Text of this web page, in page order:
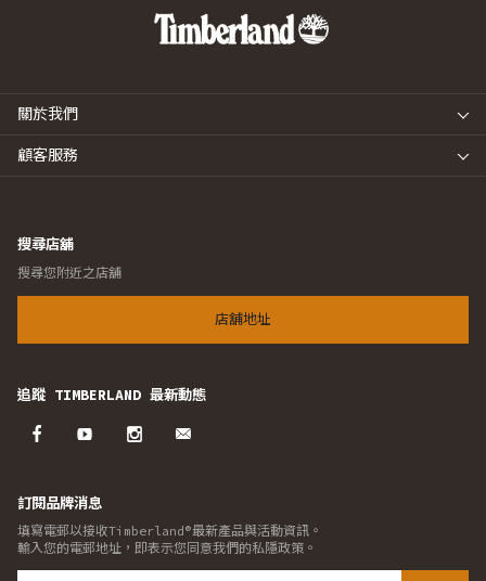
關於我們
顧客服務
搜尋店舖
搜尋您附近之店舖
店舖地址
追蹤 TIMBERLAND 最新動態
訂閱品牌消息
填寫電郵以接收Timberland®最新產品與活動資訊。
輸入您的電郵地址，即表示您同意我們的私隱政策。